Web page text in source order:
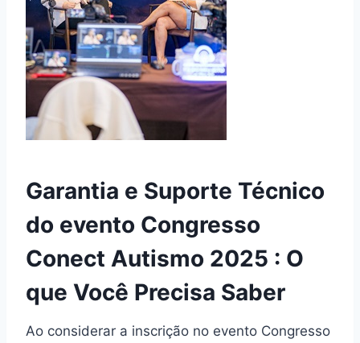
Garantia e Suporte Técnico
do evento Congresso
Conect Autismo 2025 : O
que Você Precisa Saber
Ao considerar a inscrição no evento Congresso